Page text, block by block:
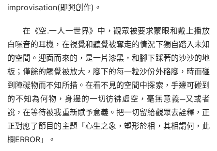
improvisation(即興創作)。
在《空.一人一世界》中，觀眾被要求蒙眼和戴上播放
白噪音的耳機，在視覺和聽覺被奪走的情況下獨自踏入未知
的空間。迎面而來的，是一片漆黑，和腳下踩著的沙沙的地
板；僅餘的觸覺被放大，腳下的每一粒沙份外硌腳，時而碰
到障礙物而不知所措。在看不見的空間中探索，手邊可碰到
的不知為何物，身邊的一切彷彿虛空，毫無意義─又或者
說，在等待被我重新賦予意義。把一切留給觀眾去詮釋，正
正對應了節目的主題「心生之象，塑形於相，其相謂何，此
欄ERROR」。